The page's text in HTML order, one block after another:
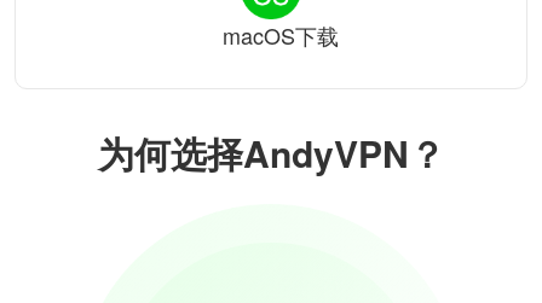
为何选择AndyVPN？
macOS下载